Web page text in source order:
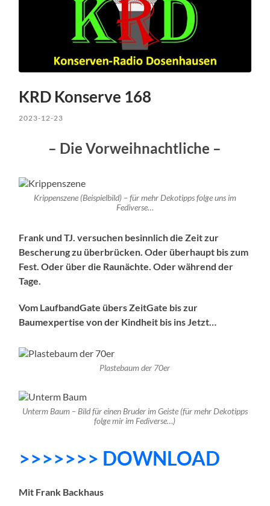
KRD Konserve 168
2023-12-23
– Die Vorweihnachtliche –
Krippenszene (Beispielbild) – für mehr Dekotipps folge uns im
Fediverse…
Frank und TJ. versuchen besinnlich die Zeit zur
Bescherung zu überbrücken. Oder überhaupt bis zum
Fest. Oder über die Raunächte. Oder während der
Tage.
Vom LaufbandGate übers ZeitGate bis zur
Baumexpertise von der Kindheit bis ins Jetzt…
Plastebaum der 70er
Unterm Baum – Bild für einen Bruder im Geiste (für mehr Dekotipps
folge mir im Fediverse…)
>>>>>>> DOWNLOAD
Mit Frank Backhaus